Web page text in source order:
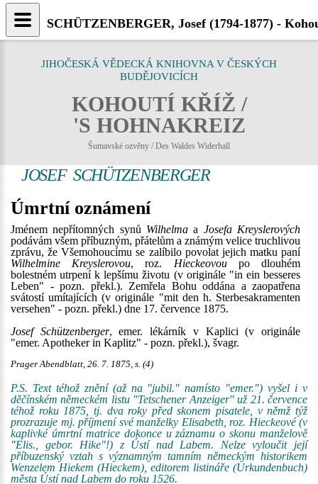
JIHOČESKÁ VĚDECKÁ KNIHOVNA V ČESKÝCH
BUDĚJOVICÍCH
KOHOUTÍ KŘÍŽ /
'S HOHNAKREIZ
Šumavské ozvěny / Des Waldes Widerhall
JOSEF SCHÜTZENBERGER
Úmrtní oznámení
Jménem nepřítomných synů Wilhelma a Josefa Kreyslerových
podávám všem příbuzným, přátelům a známým velice truchlivou
zprávu, že Všemohoucímu se zalíbilo povolat jejich matku paní
Wilhelmine Kreyslerovou, roz. Hieckeovoupo dlouhém
bolestném utrpení k lepšímu životu (v originále "in ein besseres
Leben" - pozn. překl.). Zemřela Bohu oddána a zaopatřena
svátostí umítajících (v originále "mit den h. Sterbesakramenten
versehen" - pozn. překl.) dne 17. července 1875.
Josef Schützenberger, emer. lékárník v Kaplici (v originále
"emer. Apotheker in Kaplitz" - pozn. překl.), švagr.
Prager Abendblatt, 26. 7. 1875, s. (4)
P.S. Text téhož znění (až na "jubil." namísto "emer.") vyšel i v
děčínském německém listu "Tetschener Anzeiger" už 21. července
téhož roku 1875, tj. dva roky před skonem pisatele, v němž týž
prozrazuje mj. příjmení své manželky Elisabeth, roz. Hieckeové (v
kaplivké úmrtní matrice dokonce u záznamu o skonu manželově
"Elis., gebor. Hike"!) z Ústí nad Labem. Nelze vyloučit její
příbuzenský vztah s významným tamním německým historikem
Wenzelem Hiekem (Hieckem), editorem listináře (Urkundenbuch)
města Ústí nad Labem do roku 1526.
SCHÜTZENBERGER, Josef (1794-1877) -